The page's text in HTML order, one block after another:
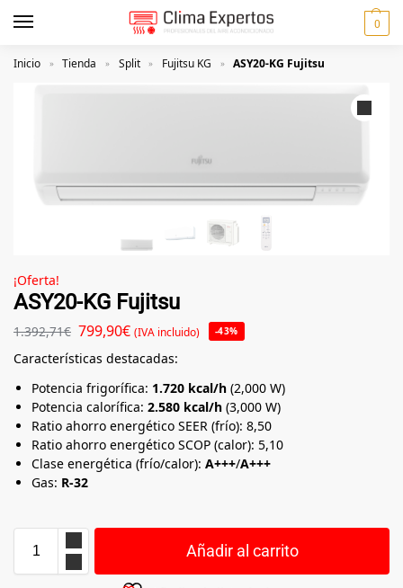
0
Inicio » Tienda » Split » Fujitsu KG » ASY20-KG Fujitsu
¡Oferta!
ASY20-KG Fujitsu
1.392,71€ 799,90€ (IVA incluido) -43%
Características destacadas:
Potencia frigorífica: 1.720 kcal/h (2,000 W)
Potencia calorífica: 2.580 kcal/h (3,000 W)
Ratio ahorro energético SEER (frío): 8,50
Ratio ahorro energético SCOP (calor): 5,10
Clase energética (frío/calor): A+++/A+++
Gas: R-32
Añadir al carrito